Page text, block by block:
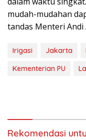
mudah-mudahan
tandas Menteri Andi
Irigasi Jakarta
Kementerian PU
Rekomendasi